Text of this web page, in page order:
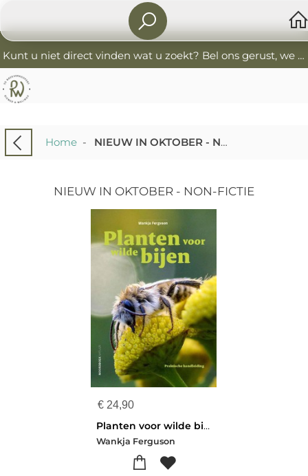
Kunt u niet direct vinden wat u zoekt? Bel ons gerust, we helpen u graag. 0341-552405 De Boekverkoopers
Home- NIEUW IN OKTOBER - NON-FICTIE
NIEUW IN OKTOBER - NON-FICTIE
€ 24,90
Planten voor wilde bijen
Wankja Ferguson